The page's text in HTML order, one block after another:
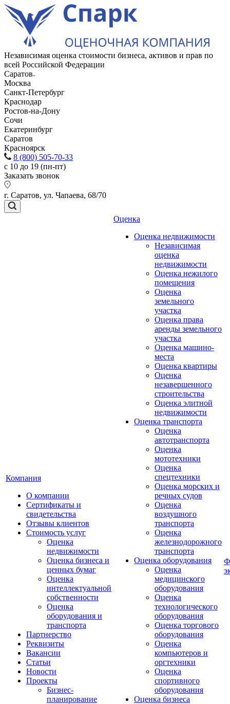
Независимая оценка стоимости бизнеса, активов и прав по
всей Российской Федерации
Саратов
Москва
Санкт-Петербург
Краснодар
Ростов-на-Дону
Сочи
Екатеринбург
Саратов
Красноярск
8 (800) 505-70-33
с 10 до 19 (пн-пт)
Заказать звонок
г. Саратов, ул. Чапаева, 68/70
Компания
О компании
Сертификаты и
свидетельства
Отзывы клиентов
Стоимость услуг
Оценка
недвижимости
Оценка бизнеса и
ценных бумаг
Оценка
интеллектуальной
собственности
Оценка
оборудования и
транспорта
Партнерство
Реквизиты
Вакансии
Статьи
Новости
Проекты
Бизнес-
планирование
Оценка
Оценка недвижимости
Независимая
оценка
недвижимости
Оценка нежилого
помещения
Оценка
земельного
участка
Оценка права
аренды земельного
участка
Оценка машино-
места
Оценка квартиры
Оценка
незавершенного
строительства
Оценка элитной
недвижимости
Оценка транспорта
Оценка
автотранспорта
Оценка
мототехники
Оценка
спецтехники
Оценка морских и
речных судов
Оценка
воздушного
транспорта
Оценка
железнодорожного
транспорта
Оценка оборудования
Оценка
медицинского
оборудования
Оценка
технологического
оборудования
Оценка торгового
оборудования
Оценка
компьютеров и
оргтехники
Оценка
спортивного
оборудования
Оценка бизнеса